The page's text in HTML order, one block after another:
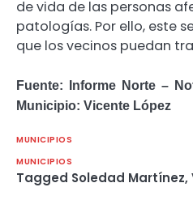
de vida de las personas
patologías. Por ello, este
que los vecinos puedan
Fuente: Informe Norte –
Municipio: Vicente López
MUNICIPIOS
MUNICIPIOS
Tagged Soledad Martínez,